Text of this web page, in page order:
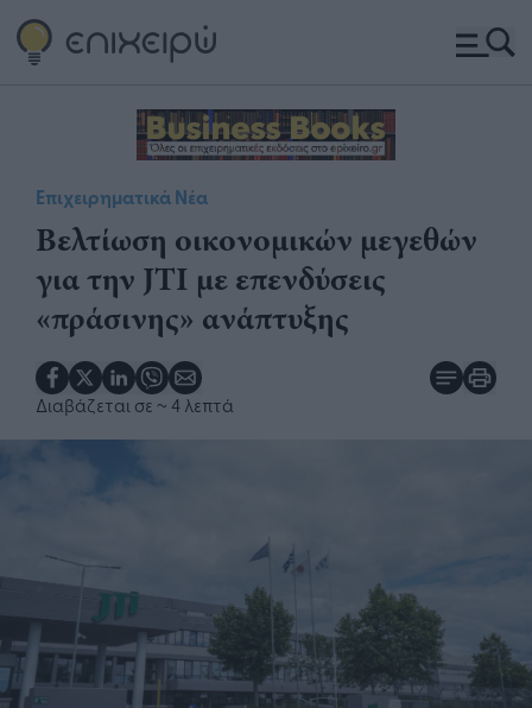
Επιχειρηματικά Νέα
Βελτίωση οικονομικών μεγεθών
για την JTI με επενδύσεις
«πράσινης» ανάπτυξης
Διαβάζεται σε ~ 4 λεπτά